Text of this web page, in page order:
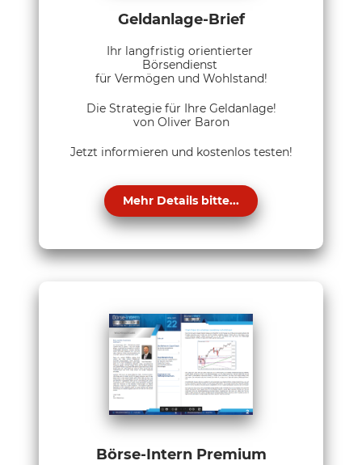
Geldanlage-Brief
Ihr langfristig orientierter
Börsendienst
für Vermögen und Wohlstand!
Die Strategie für Ihre Geldanlage!
von Oliver Baron
Jetzt informieren und kostenlos testen!
Mehr Details bitte...
Börse-Intern Premium